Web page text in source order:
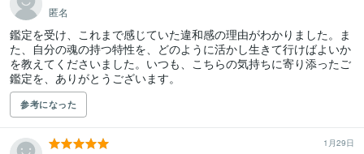
匿名
鑑定を受け、これまで感じていた違和感の理由がわかりました。ま
た、自分の魂の持つ特性を、どのように活かし生きて行けばよいか
を教えてくださいました。いつも、こちらの気持ちに寄り添ったご
鑑定を、ありがとうございます。
参考になった
1月29日